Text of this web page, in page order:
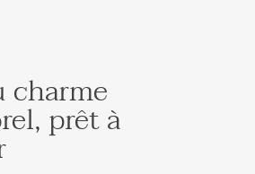
charme
prêt à